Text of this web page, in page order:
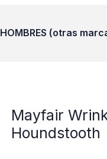
HOMBRES (otras
Mayfair
Houndstooth